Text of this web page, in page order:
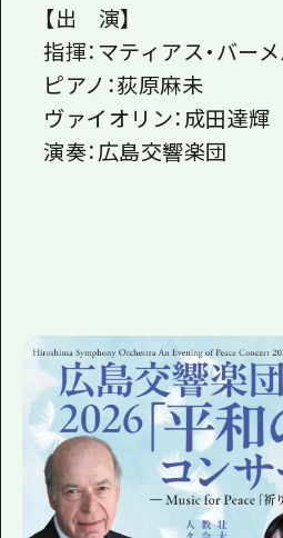
【出 演】
指揮：マティアス・バー
ピアノ：荻原麻未
ヴァイオリン：成田達輝
演奏：広島交響楽団